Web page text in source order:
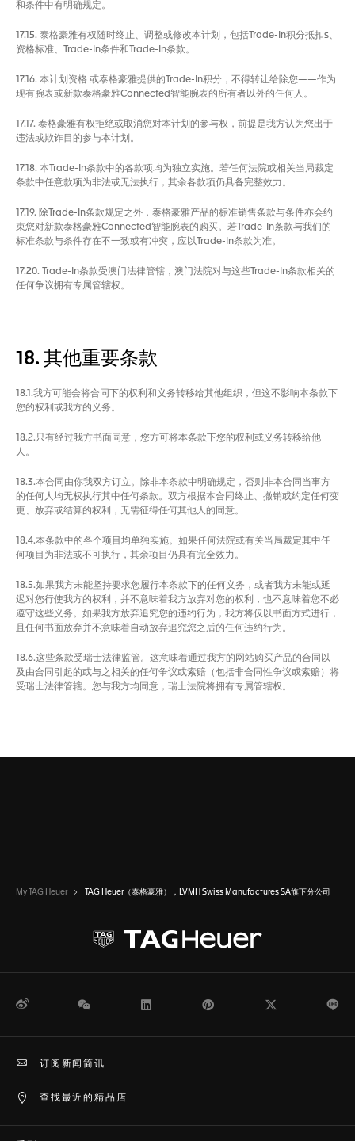
和条件中有明确规定。
17.15. 泰格豪雅有权随时终止、调整或修改本计划，包括Trade-In积分抵扣s、
资格标准、Trade-In条件和Trade-In条款。
17.16. 本计划资格 或泰格豪雅提供的Trade-In积分，不得转让给除您——作为
现有腕表或新款泰格豪雅Connected智能腕表的所有者以外的任何人。
17.17. 泰格豪雅有权拒绝或取消您对本计划的参与权，前提是我方认为您出于
违法或欺诈目的参与本计划。
17.18. 本Trade-In条款中的各款项均为独立实施。若任何法院或相关当局裁定
条款中任意款项为非法或无法执行，其余各款项仍具备完整效力。
17.19. 除Trade-In条款规定之外，泰格豪雅产品的标准销售条款与条件亦会约
束您对新款泰格豪雅Connected智能腕表的购买。若Trade-In条款与我们的
标准条款与条件存在不一致或有冲突，应以Trade-In条款为准。
17.20. Trade-In条款受澳门法律管辖，澳门法院对与这些Trade-In条款相关的
任何争议拥有专属管辖权。
18. 其他重要条款
18.1.我方可能会将合同下的权利和义务转移给其他组织，但这不影响本条款下
您的权利或我方的义务。
18.2.只有经过我方书面同意，您方可将本条款下您的权利或义务转移给他
人。
18.3.本合同由你我双方订立。除非本条款中明确规定，否则非本合同当事方
的任何人均无权执行其中任何条款。双方根据本合同终止、撤销或约定任何变
更、放弃或结算的权利，无需征得任何其他人的同意。
18.4.本条款中的各个项目均单独实施。如果任何法院或有关当局裁定其中任
何项目为非法或不可执行，其余项目仍具有完全效力。
18.5.如果我方未能坚持要求您履行本条款下的任何义务，或者我方未能或延
迟对您行使我方的权利，并不意味着我方放弃对您的权利，也不意味着您不必
遵守这些义务。如果我方放弃追究您的违约行为，我方将仅以书面方式进行，
且任何书面放弃并不意味着自动放弃追究您之后的任何违约行为。
18.6.这些条款受瑞士法律监管。这意味着通过我方的网站购买产品的合同以
及由合同引起的或与之相关的任何争议或索赔（包括非合同性争议或索赔）将
受瑞士法律管辖。您与我方均同意，瑞士法院将拥有专属管辖权。
My TAG Heuer TAG Heuer（泰格豪雅），LVMH Swiss Manufactures SA旗下分公司
微博 WeChat Pinterest
查找最近的精品店
订阅新闻简讯